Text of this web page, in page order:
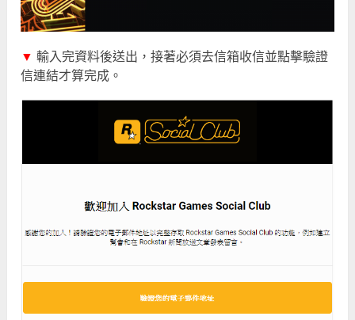
▼ 輸入完資料後送出，接著必須去信箱收信並點擊驗證
信連結才算完成。